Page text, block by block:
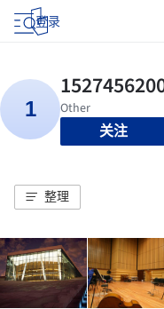
登录
关注
整理